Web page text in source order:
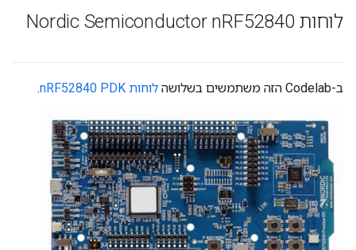
לוחות Nordic Semiconductor n RF52840
ב-Codelab הזה משתמשים בשלושה לוחות nRF52840 PDK .